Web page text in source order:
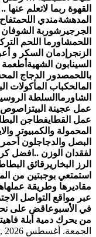
القهوة ربما لاتعلم عنها
المدهشةمندي اللحم
الجرجير شوربة الشوفان
اللحمشاورما اللحم
الزنجر إدمان السكر و
السينابون الشهية
باللحمصدور الدجاج
المالحكباب المأكولات
الشاورما السلطة
عمل عجينة البيتزا صوص
عمل القطايفطاجن
المحمولة والكمبيوتر
البصل والدجاجلون
لفقدان الوزن .. افضل
الرز البخاريرقائق
استمتعي بوجبتين من
مقاديرها وطريقة عملها
عبر مواقع التواصل
في الأسبوعاقض على
من يحرك دمية أبلة
الجمعة. أغسطس 7th, 2026